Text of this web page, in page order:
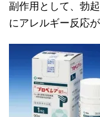
副作用として、勃
にアレルギー反応が